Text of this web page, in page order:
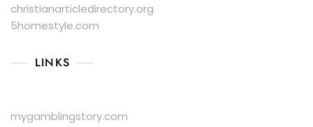
christianarticledirectory.org
5homestyle.com
LINKS
mygamblingstory.com